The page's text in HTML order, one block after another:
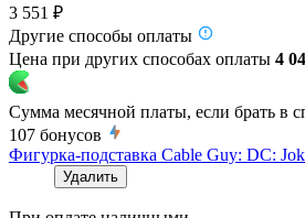
3 551 ₽
Другие способы оплаты
Цена при других способах оплаты 4
Сумма месячной платы, если брать в
107 бонусов
Фигурка-подставка Cable Guy: DC:
Удалить